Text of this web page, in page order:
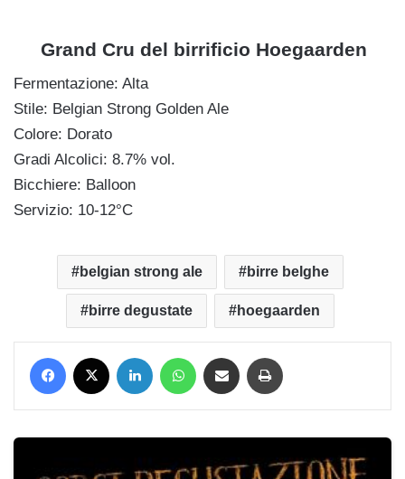
Grand Cru del birrificio Hoegaarden
Fermentazione: Alta
Stile: Belgian Strong Golden Ale
Colore: Dorato
Gradi Alcolici: 8.7% vol.
Bicchiere: Balloon
Servizio: 10-12°C
belgian strong ale birre belghe
birre degustate hoegaarden
Facebook LinkedIn WhatsApp Condividi via mail